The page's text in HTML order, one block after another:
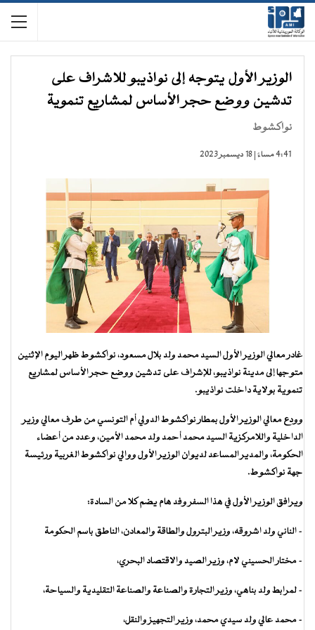
الوزير الأول يتوجه إلى نواذيبو للاشراف على
تدشين ووضع حجر الأساس لمشاريع تنموية
نواكشوط
4:41 مساءً | 18 ديسمبر 2023
غادر معالي الوزير الأول السيد محمد ولد بلال مسعود، نواكشوط ظهر اليوم الإثنين
متوجها إلى مدينة نواذيبو، للإشراف على تدشين ووضع حجر الأساس لمشاريع
تنموية بولاية داخلت نواذيبو.
وودع معالي الوزير الأول بمطار نواكشوط الدولي أم التونسي من طرف معالي وزير
الداخلية واللامركزية السيد محمد أحمد ولد محمد الأمين، وعدد من أعضاء
الحكومة، والمدير المساعد لديوان الوزير الأول ووالي نواكشوط الغربية ورئيسة
جهة نواكشوط.
ويرافق الوزير الأول في هذا السفر وفد هام يضم كلا من السادة:
– الناني ولد اشروقه، وزير البترول والطاقة والمعادن، الناطق باسم الحكومة
– مختار الحسيني لام، وزير الصيد والاقتصاد البحري،
– لمرابط ولد بناهي، وزير التجارة والصناعة والصناعة التقليدية والسياحة،
– محمد عالي ولد سيدي محمد، وزير التجهيز والنقل،